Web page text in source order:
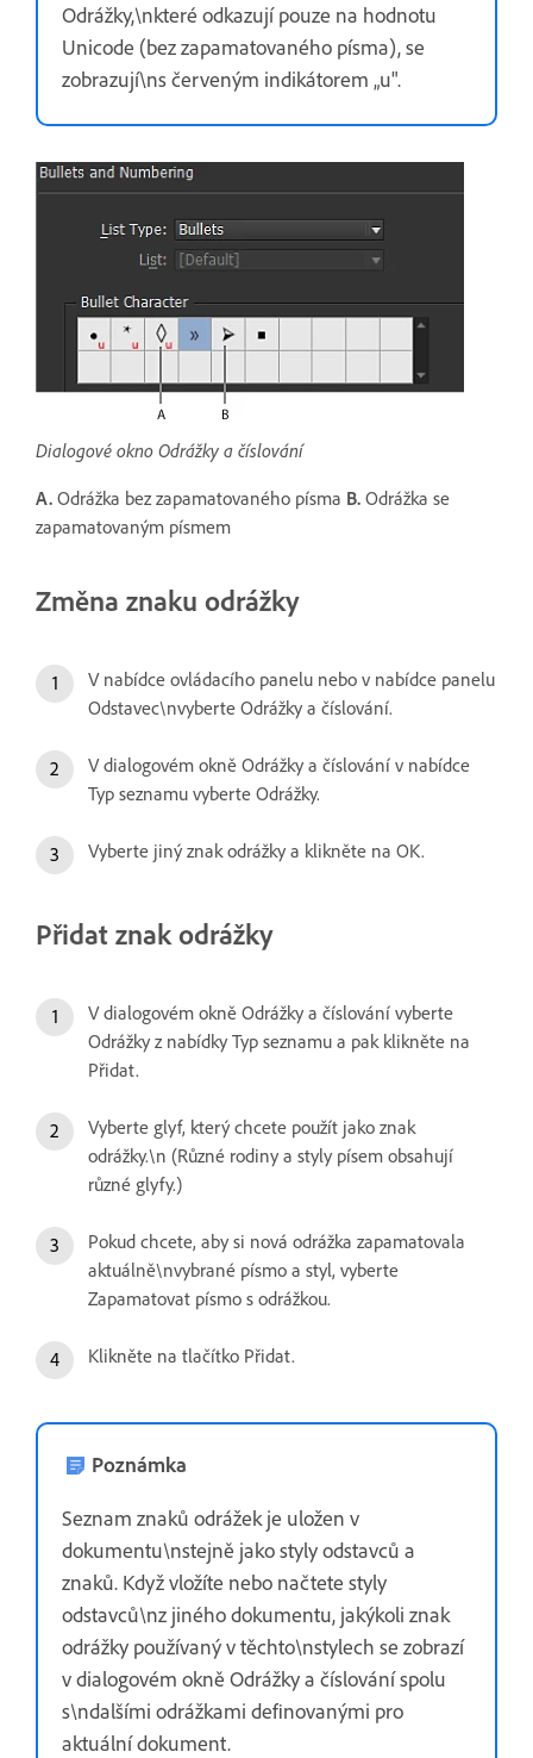
Odrážky,\nkteré odkazují pouze na hodnotu
Unicode (bez zapamatovaného písma), se
zobrazují\ns červeným indikátorem „u".
Dialogové okno Odrážky a číslování
A. Odrážka bez zapamatovaného písma B. Odrážka se
zapamatovaným písmem
Změna znaku odrážky
V nabídce ovládacího panelu nebo v nabídce panelu
Odstavec\nvyberte Odrážky a číslování.
V dialogovém okně Odrážky a číslování v nabídce
Typ seznamu vyberte Odrážky.
Vyberte jiný znak odrážky a klikněte na OK.
Přidat znak odrážky
V dialogovém okně Odrážky a číslování vyberte
Odrážky z nabídky Typ seznamu a pak klikněte na
Přidat.
Vyberte glyf, který chcete použít jako znak
odrážky.\n (Různé rodiny a styly písem obsahují
různé glyfy.)
Pokud chcete, aby si nová odrážka zapamatovala
aktuálně\nvybrané písmo a styl, vyberte
Zapamatovat písmo s odrážkou.
Klikněte na tlačítko Přidat.
Poznámka
Seznam znaků odrážek je uložen v
dokumentu\nstejně jako styly odstavců a
znaků. Když vložíte nebo načtete styly
odstavců\nz jiného dokumentu, jakýkoli znak
odrážky používaný v těchto\nstylech se zobrazí
v dialogovém okně Odrážky a číslování spolu
s\ndalšími odrážkami definovanými pro
aktuální dokument.